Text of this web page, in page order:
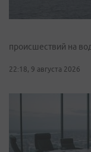
происшествий на
22:18, 9 августа 2026